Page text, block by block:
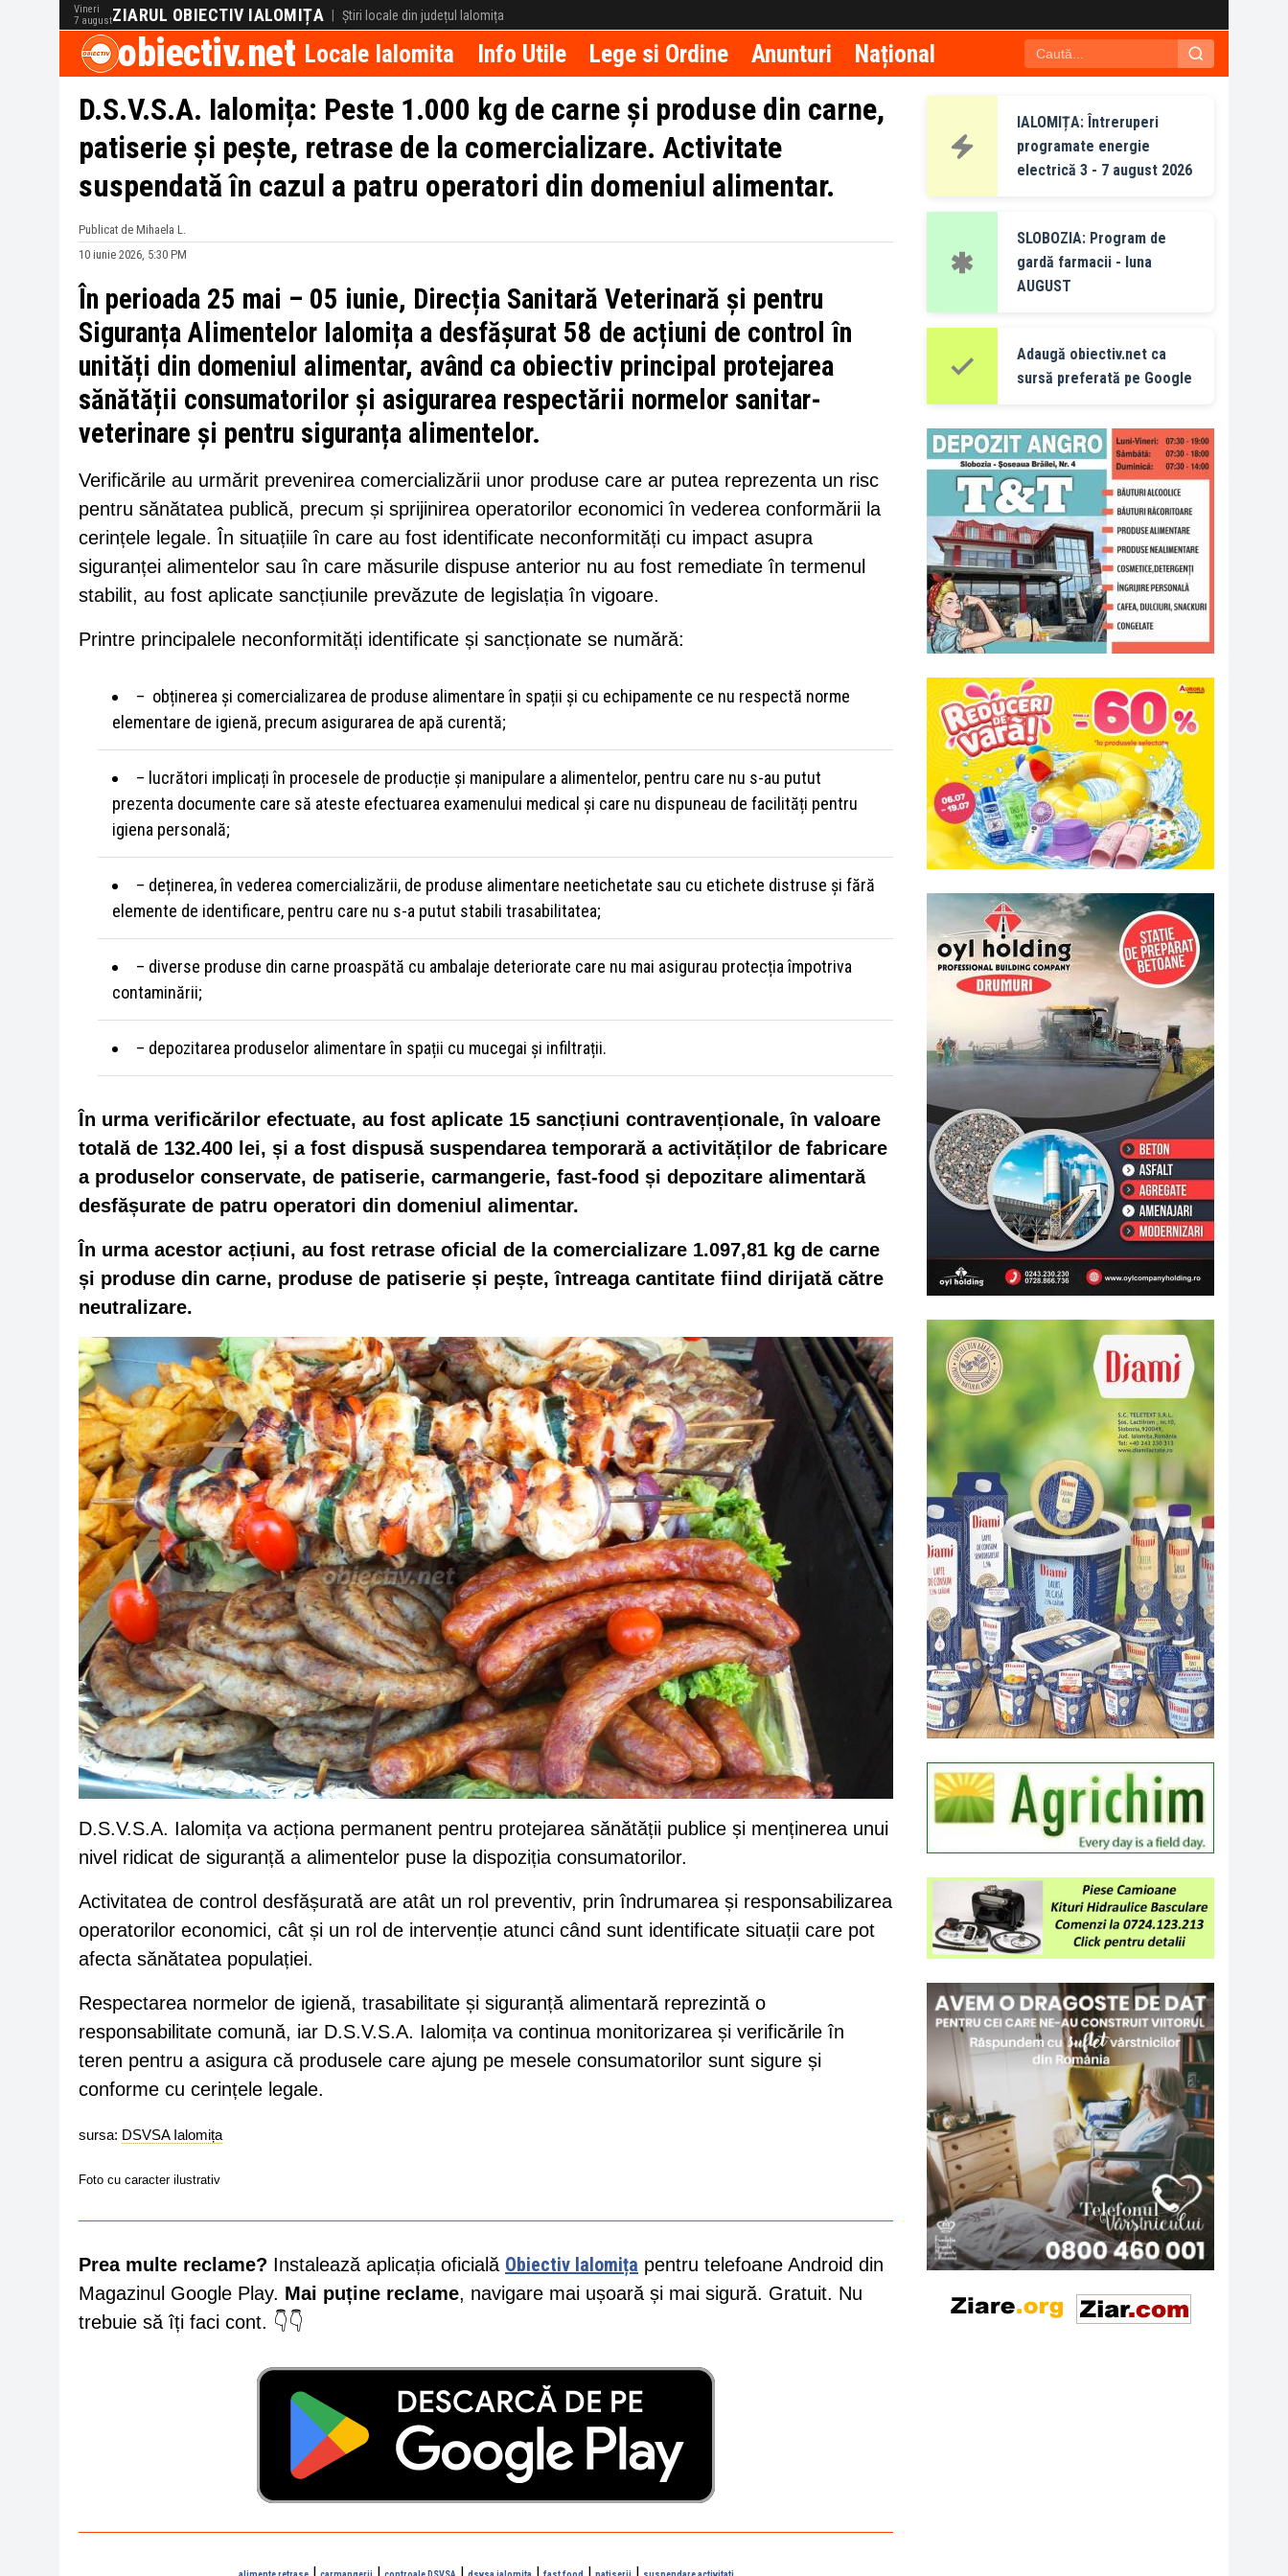
Vineri
7 augustZIARUL OBIECTIV IALOMIȚA | Știri locale din județul Ialomița
obiectiv.net Locale Ialomita Info Utile Lege si Ordine Anunturi Național
D.S.V.S.A. Ialomița: Peste 1.000 kg de carne și produse din carne,
patiserie și pește, retrase de la comercializare. Activitate
suspendată în cazul a patru operatori din domeniul alimentar.
Publicat de Mihaela L.
10 iunie 2026, 5:30 PM
În perioada 25 mai – 05 iunie, Direcția Sanitară Veterinară și pentru
Siguranța Alimentelor Ialomița a desfășurat 58 de acțiuni de control în
unități din domeniul alimentar, având ca obiectiv principal protejarea
sănătății consumatorilor și asigurarea respectării normelor sanitar-
veterinare și pentru siguranța alimentelor.
Verificările au urmărit prevenirea comercializării unor produse care ar putea reprezenta un risc
pentru sănătatea publică, precum și sprijinirea operatorilor economici în vederea conformării la
cerințele legale. În situațiile în care au fost identificate neconformități cu impact asupra
siguranței alimentelor sau în care măsurile dispuse anterior nu au fost remediate în termenul
stabilit, au fost aplicate sancțiunile prevăzute de legislația în vigoare.
Printre principalele neconformități identificate și sancționate se numără:
– obținerea și comercializarea de produse alimentare în spații și cu echipamente ce nu respectă norme
elementare de igienă, precum asigurarea de apă curentă;
– lucrători implicați în procesele de producție și manipulare a alimentelor, pentru care nu s-au putut
prezenta documente care să ateste efectuarea examenului medical și care nu dispuneau de facilități pentru
igiena personală;
– deținerea, în vederea comercializării, de produse alimentare neetichetate sau cu etichete distruse și fără
elemente de identificare, pentru care nu s-a putut stabili trasabilitatea;
– diverse produse din carne proaspătă cu ambalaje deteriorate care nu mai asigurau protecția împotriva
contaminării;
– depozitarea produselor alimentare în spații cu mucegai și infiltrații.
În urma verificărilor efectuate, au fost aplicate 15 sancțiuni contravenționale, în valoare
totală de 132.400 lei, și a fost dispusă suspendarea temporară a activităților de fabricare
a produselor conservate, de patiserie, carmangerie, fast-food și depozitare alimentară
desfășurate de patru operatori din domeniul alimentar.
În urma acestor acțiuni, au fost retrase oficial de la comercializare 1.097,81 kg de carne
și produse din carne, produse de patiserie și pește, întreaga cantitate fiind dirijată către
neutralizare.
D.S.V.S.A. Ialomița va acționa permanent pentru protejarea sănătății publice și menținerea unui
nivel ridicat de siguranță a alimentelor puse la dispoziția consumatorilor.
Activitatea de control desfășurată are atât un rol preventiv, prin îndrumarea și responsabilizarea
operatorilor economici, cât și un rol de intervenție atunci când sunt identificate situații care pot
afecta sănătatea populației.
Respectarea normelor de igienă, trasabilitate și siguranță alimentară reprezintă o
responsabilitate comună, iar D.S.V.S.A. Ialomița va continua monitorizarea și verificările în
teren pentru a asigura că produsele care ajung pe mesele consumatorilor sunt sigure și
conforme cu cerințele legale.
sursa: DSVSA Ialomița
Foto cu caracter ilustrativ
Prea multe reclame? Instalează aplicația oficială Obiectiv Ialomița pentru telefoane Android din
Magazinul Google Play. Mai puține reclame, navigare mai ușoară și mai sigură. Gratuit. Nu
trebuie să îți faci cont. 👇👇
| | | | | |
IALOMIȚA: Întreruperi
programate energie
electrică 3 - 7 august 2026
SLOBOZIA: Program de
gardă farmacii - luna
AUGUST
Adaugă obiectiv.net ca
sursă preferată pe Google